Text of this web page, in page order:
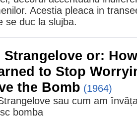
Acestia pleaca in
se duc la slujba.
Strangelove or:
to Stop
the Bomb (1964)
sau cum am
bomba